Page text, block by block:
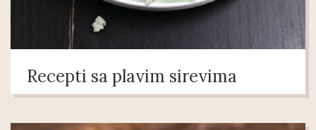
Recepti sa plavim sirevima